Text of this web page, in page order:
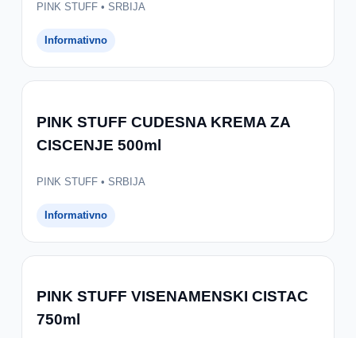
PINK STUFF • SRBIJA
Informativno
PINK STUFF CUDESNA KREMA ZA
CISCENJE 500ml
PINK STUFF • SRBIJA
Informativno
PINK STUFF VISENAMENSKI CISTAC
750ml